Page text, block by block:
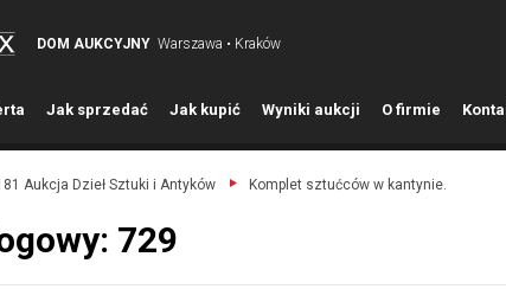
DOM AUKCYJNY Warszawa • Kraków
Jak sprzedać Jak kupić Wyniki aukcji O firmie K
Aukcja Dzieł Sztuki i Antyków Komplet sztućców w kantynie.
729